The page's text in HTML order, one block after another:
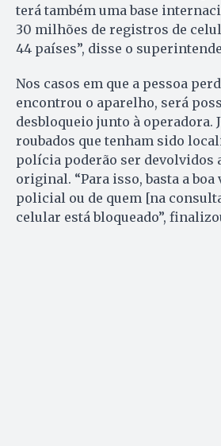
terá também uma base
30 milhões de registros de
44 países”, disse o
Nos casos em que a pessoa
encontrou o aparelho, será
desbloqueio junto à operadora.
roubados que tenham sido
polícia poderão ser devolvidos
original. “Para isso, basta a boa
policial ou de quem [na
celular está bloqueado”,